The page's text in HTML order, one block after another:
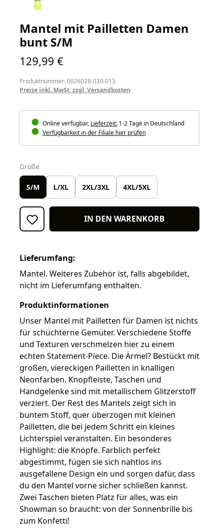
Mantel mit Pailletten Damen
bunt S/M
Regulärer Preis:
129,99 €
Produktnummer: 0026028-030-013
Preise inkl. MwSt. zzgl. Versandkosten
Online verfügbar, Lieferzeit: 1-2 Tage in Deutschland
Verfügbarkeit in der Filiale hier prüfen
Größe
S/M L/XL 2XL/3XL 4XL/5XL
IN DEN WARENKORB
Lieferumfang:
Mantel. Weiteres Zubehör ist, falls abgebildet,
nicht im Lieferumfang enthalten.
Produktinformationen
Unser Mantel mit Pailletten für Damen ist nichts
für schüchterne Gemüter. Verschiedene Stoffe
und Texturen verschmelzen hier zu einem
echten Statement-Piece. Die Ärmel? Bestückt mit
großen, viereckigen Pailletten in knalligen
Neonfarben. Knopfleiste, Taschen und
Handgelenke sind mit metallischem Glitzerstoff
verziert. Der Rest des Mantels zeigt sich in
buntem Stoff, quer überzogen mit kleinen
Pailletten, die bei jedem Schritt ein kleines
Lichterspiel veranstalten. Ein besonderes
Highlight: die Knöpfe. Farblich perfekt
abgestimmt, fügen sie sich nahtlos ins
ausgefallene Design ein und sorgen dafür, dass
du den Mantel vorne sicher schließen kannst.
Zwei Taschen bieten Platz für alles, was ein
Showman so braucht: von der Sonnenbrille bis
zum Konfetti!